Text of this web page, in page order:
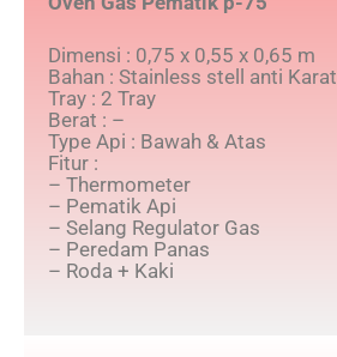
Dimensi : 0,75 x 0,55 x 0,65 m
Bahan : Stainless stell anti Karat
Tray : 2 Tray
Berat : –
Type Api : Bawah & Atas
Fitur :
– Thermometer
– Pematik Api
– Selang Regulator Gas
– Peredam Panas
– Roda + Kaki